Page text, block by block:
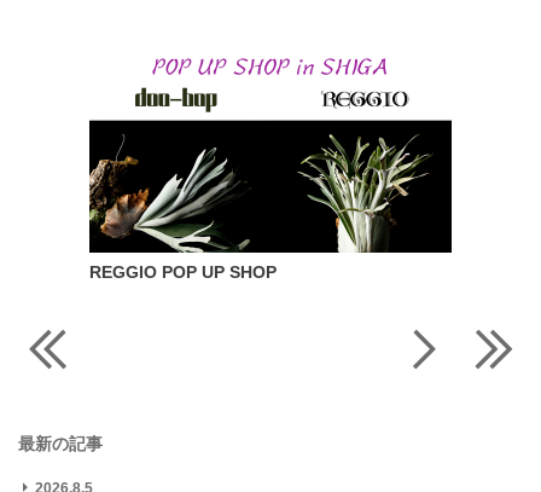
REGGIO POP UP SHOP
最新の記事
2026.8.5